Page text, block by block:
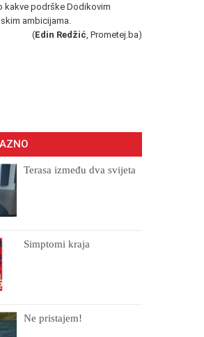
kakve podrške Dodikovim
ambicijama.
(Edin Redžić , Prometej.ba)
Terasa između dva svijeta
Simptomi kraja
Ne pristajem!